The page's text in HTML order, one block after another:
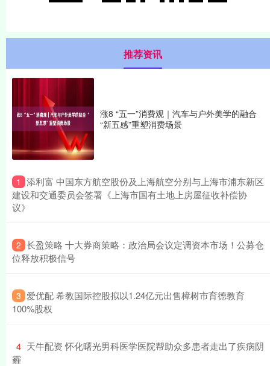
推荐资讯
涨8 “五一”消费观｜汽车与户外美学的融合
“新五感”重塑消费场景
1 ​添利富 中国东方航空股份及上海航空分别与上海市浦东新区
建设和交通委员会签署《上海市国有土地上房屋征收补偿协
议》
2 ​长盈策略 十大券商策略：政治局会议定调资本市场！公募仓
位释放积极信号
3 ​爱优配 希教国际控股拟以1.24亿元出售樟树市育德教育
100%股权
4 ​天牛配资 怀化曙光男科医学医院帮助众多患者走出了疾病阴
霾